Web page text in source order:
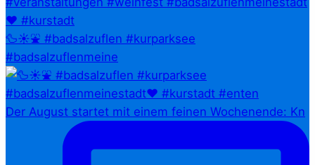
🦆☀️⛲ #badsalzuflen #kurparksee
#badsalzuflenmeine
Der August startet mit einem feinen Wochenende: Kn